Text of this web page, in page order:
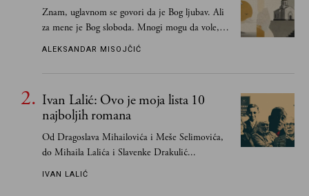
Znam, uglavnom se govori da je Bog ljubav. Ali
za mene je Bog sloboda. Mnogi mogu da vole, a
tek retki mogu da podnesu slobodu
ALEKSANDAR MISOJČIĆ
Ivan Lalić: Ovo je moja lista 10
najboljih romana
Od Dragoslava Mihailovića i Meše Selimovića,
do Mihaila Lalića i Slavenke Drakulić...
IVAN LALIĆ